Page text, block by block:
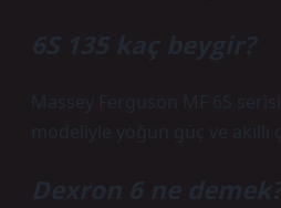
6S 135 kaç beygir?
Massey Ferguson MF 6S
modeliyle yoğun güç ve akıllı
Dexron 6 ne demek?